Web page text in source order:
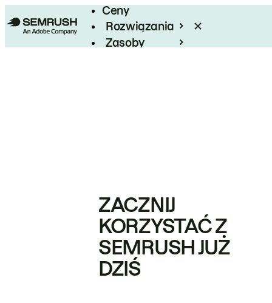
Ceny
Rozwiązania
Zasoby
ZACZNIJ
KORZYSTAĆ Z
SEMRUSH JUŻ
DZIŚ